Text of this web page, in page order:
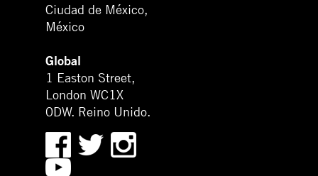
Ciudad de México,
México
Global
1 Easton Street,
London WC1X
0DW. Reino Unido.